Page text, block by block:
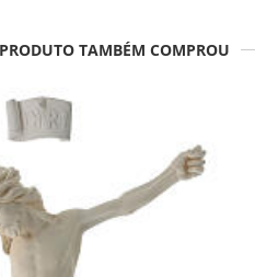
TAMBÉM COMPROU